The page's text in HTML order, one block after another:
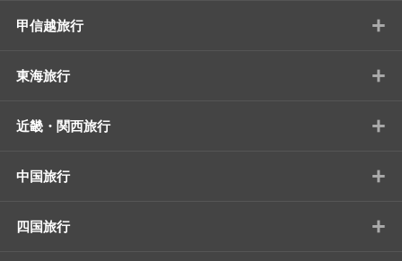
甲信越旅行 +
東海旅行 +
近畿・関西旅行 +
中国旅行 +
四国旅行 +